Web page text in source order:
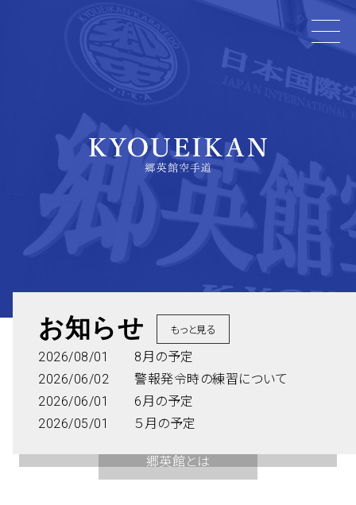
お知らせ もっと見る
2026/08/01
8月の予定
2026/06/02
警報発令時の練習について
2026/06/01
6月の予定
2026/05/01
５月の予定
郷英館とは